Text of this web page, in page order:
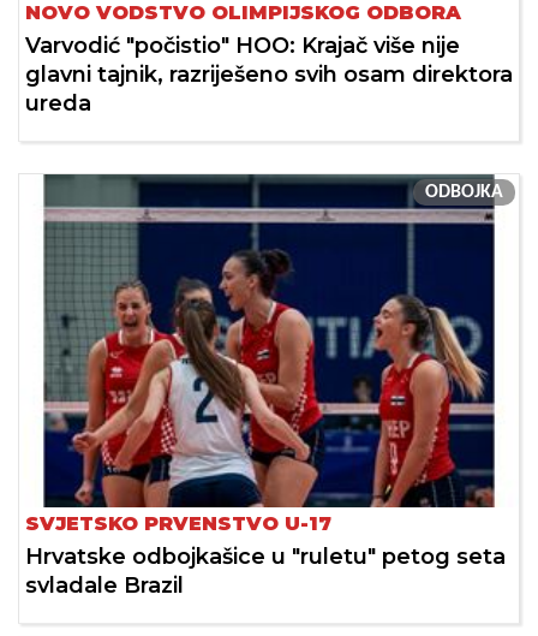
NOVO VODSTVO OLIMPIJSKOG ODBORA
Varvodić "počistio" HOO: Krajač više nije
glavni tajnik, razriješeno svih osam direktora
ureda
ODBOJKA
SVJETSKO PRVENSTVO U-17
Hrvatske odbojkašice u "ruletu" petog seta
svladale Brazil